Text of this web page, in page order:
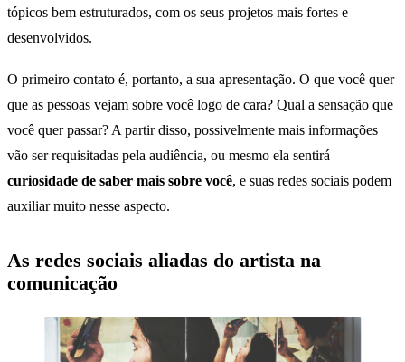
tópicos bem estruturados, com os seus projetos mais fortes e
desenvolvidos.
O primeiro contato é, portanto, a sua apresentação. O que você quer
que as pessoas vejam sobre você logo de cara? Qual a sensação que
você quer passar? A partir disso, possivelmente mais informações
vão ser requisitadas pela audiência, ou mesmo ela sentirá
curiosidade de saber mais sobre você, e suas redes sociais podem
auxiliar muito nesse aspecto.
As redes sociais aliadas do artista na
comunicação